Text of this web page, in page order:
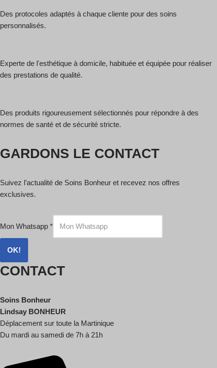
Des protocoles adaptés à chaque cliente pour des soins
personnalisés.
Experte de l'esthétique à domicile, habituée et équipée pour réaliser
des prestations de qualité.
Des produits rigoureusement sélectionnés pour répondre à des
normes de santé et de sécurité stricte.
GARDONS LE CONTACT
Suivez l’actualité de Soins Bonheur et recevez nos offres
exclusives.
Mon Whatsapp *
OK!
CONTACT
Soins Bonheur
Lindsay BONHEUR
Déplacement sur toute la Martinique
Du mardi au samedi de 7h à 21h